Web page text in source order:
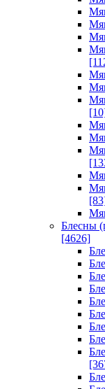
Блесны
[4626]